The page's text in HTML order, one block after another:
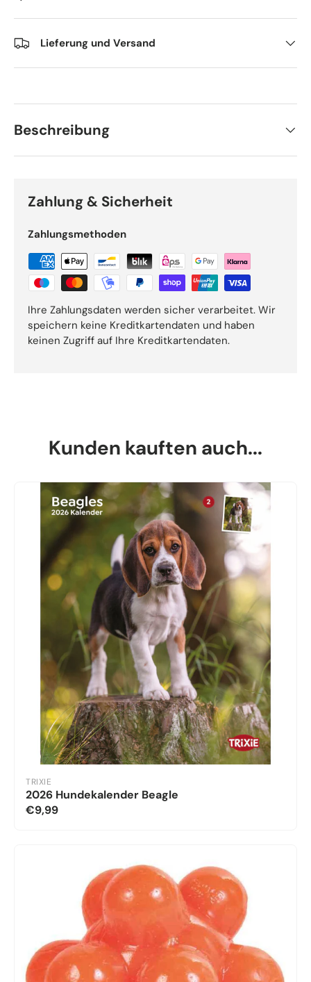
Lieferung und Versand
Beschreibung
Zahlung & Sicherheit
Zahlungsmethoden
Ihre Zahlungsdaten werden sicher verarbeitet. Wir
speichern keine Kreditkartendaten und haben
keinen Zugriff auf Ihre Kreditkartendaten.
Kunden kauften auch...
TRIXIE
2026 Hundekalender Beagle
€9,99